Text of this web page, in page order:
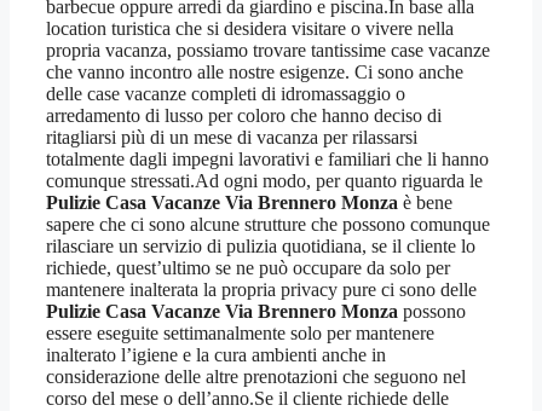
barbecue oppure arredi da giardino e piscina.In base alla
location turistica che si desidera visitare o vivere nella
propria vacanza, possiamo trovare tantissime case vacanze
che vanno incontro alle nostre esigenze. Ci sono anche
delle case vacanze completi di idromassaggio o
arredamento di lusso per coloro che hanno deciso di
ritagliarsi più di un mese di vacanza per rilassarsi
totalmente dagli impegni lavorativi e familiari che li hanno
comunque stressati.Ad ogni modo, per quanto riguarda le
Pulizie Casa Vacanze Via Brennero Monza è bene
sapere che ci sono alcune strutture che possono comunque
rilasciare un servizio di pulizia quotidiana, se il cliente lo
richiede, quest’ultimo se ne può occupare da solo per
mantenere inalterata la propria privacy pure ci sono delle
Pulizie Casa Vacanze Via Brennero Monza possono
essere eseguite settimanalmente solo per mantenere
inalterato l’igiene e la cura ambienti anche in
considerazione delle altre prenotazioni che seguono nel
corso del mese o dell’anno.Se il cliente richiede delle